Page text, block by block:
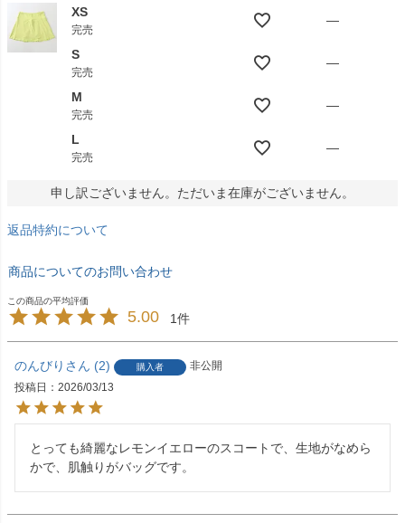
XS
完売
—
S
完売
—
M
完売
—
L
完売
—
申し訳ございません。ただいま在庫がございません。
返品特約について
商品についてのお問い合わせ
5.00 1
のんびり 2 購入者
非公開
投稿日
2026/03/13
とっても綺麗なレモンイエローのスコートで、生地がなめら